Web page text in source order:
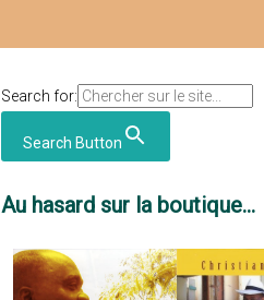
Search for:
Search Button
Au hasard sur la boutique...